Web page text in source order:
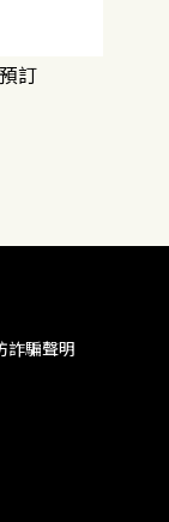
訂
詐騙聲明